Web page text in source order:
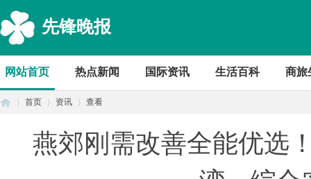
先锋晚报
网站首页 热点新闻 国际资讯 生活百科 商旅
首页 资讯 查看
燕郊刚需改善全能优选